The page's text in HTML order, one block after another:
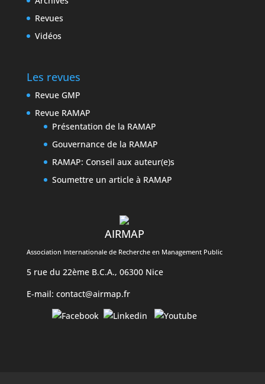
Revues
Vidéos
Les revues
Revue GMP
Revue RAMAP
Présentation de la RAMAP
Gouvernance de la RAMAP
RAMAP: Conseil aux auteur(e)s
Soumettre un article à RAMAP
AIRMAP
Association Internationale de Recherche en Management Public
5 rue du 22ème B.C.A., 06300 Nice
E-mail: contact@airmap.fr